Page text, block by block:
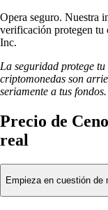
Opera seguro. Nuestra
verificación protegen tu
Inc.
La seguridad protege
criptomonedas son
seriamente a tus fondos.
Precio de
real
Empieza en cuestión de